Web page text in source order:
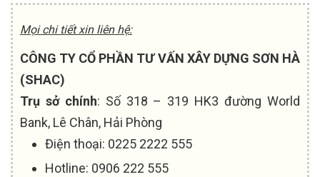
Mọi chi tiết xin liên hệ:
CÔNG TY CỔ PHẦN TƯ VẤN XÂY DỰNG SƠN HÀ
(SHAC)
Trụ sở chính: Số 318 – 319 HK3 đường World
Bank, Lê Chân, Hải Phòng
Điện thoại: 0225 2222 555
Hotline: 0906 222 555